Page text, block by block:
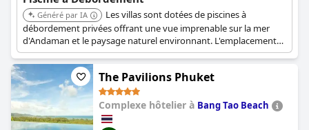
Généré par IA
Les villas sont dotées de piscines à
débordement privées offrant une vue imprenable sur la mer
d'Andaman et le paysage naturel environnant. L'emplacement
isolé du complexe sur l'île de Naka Yai procure un sentiment
d'exclusivité et de tranquillité. Les piscines à débordement se
fondent harmonieusement avec l'horizon, créant un cadre
serein et pittoresque.
The Pavilions Phuket
Complexe hôtelier à Bang Tao Beach